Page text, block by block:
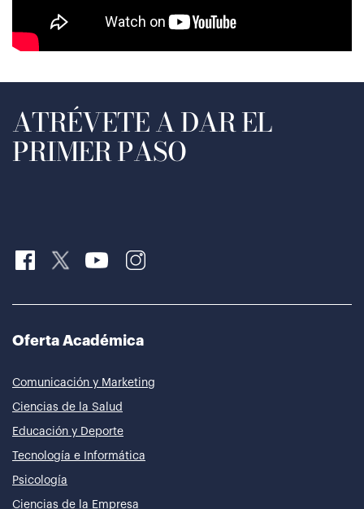
ATRÉVETE A DAR EL
PRIMER PASO
Oferta Académica
Comunicación y Marketing
Ciencias de la Salud
Educación y Deporte
Tecnología e Informática
Psicología
Ciencias de la Empresa